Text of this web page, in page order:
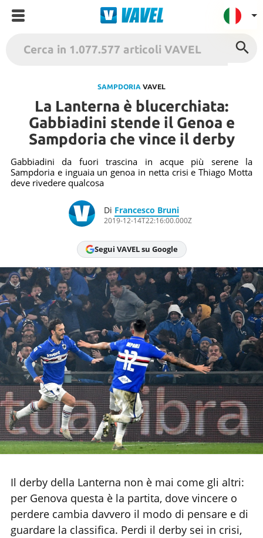
UK
Spagna
México
Argentina
Colombia
Chi siamo
SAMPDORIA VAVEL
La Lanterna è blucerchiata:
Gabbiadini stende il Genoa e
Sampdoria che vince il derby
Gabbiadini da fuori trascina in acque più serene la
Sampdoria e inguaia un genoa in netta crisi e Thiago Motta
deve rivedere qualcosa
Di Francesco Bruni
2019-12-14T22:16:00.000Z
Segui VAVEL su Google
Il derby della Lanterna non è mai come gli altri:
per Genova questa è la partita, dove vincere o
perdere cambia davvero il modo di pensare e di
guardare la classifica. Perdi il derby sei in crisi,